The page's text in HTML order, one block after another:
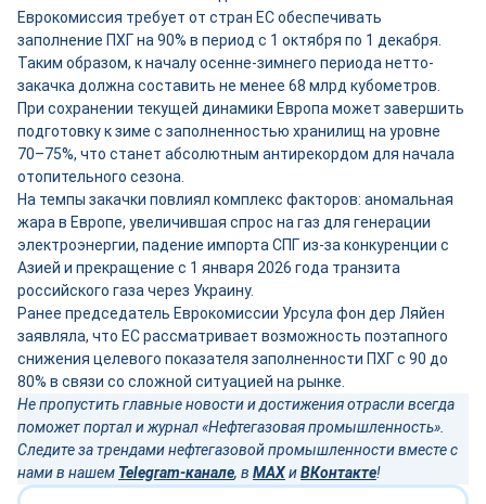
Еврокомиссия требует от стран ЕС обеспечивать
заполнение ПХГ на 90% в период с 1 октября по 1 декабря.
Таким образом, к началу осенне-зимнего периода нетто-
закачка должна составить не менее 68 млрд кубометров.
При сохранении текущей динамики Европа может завершить
подготовку к зиме с заполненностью хранилищ на уровне
70–75%, что станет абсолютным антирекордом для начала
отопительного сезона.
На темпы закачки повлиял комплекс факторов: аномальная
жара в Европе, увеличившая спрос на газ для генерации
электроэнергии, падение импорта СПГ из-за конкуренции с
Азией и прекращение с 1 января 2026 года транзита
российского газа через Украину.
Ранее председатель Еврокомиссии Урсула фон дер Ляйен
заявляла, что ЕС рассматривает возможность поэтапного
снижения целевого показателя заполненности ПХГ с 90 до
80% в связи со сложной ситуацией на рынке.
Не пропустить главные новости и достижения отрасли всегда
поможет портал и журнал «Нефтегазовая промышленность».
Следите за трендами нефтегазовой промышленности вместе с
нами в нашем Telegram-канале, в MAXиВКонтакте!